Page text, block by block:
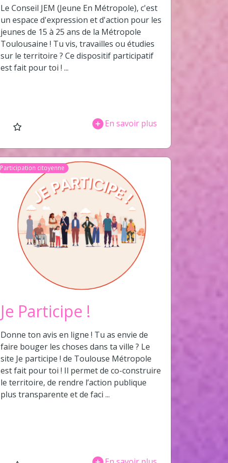
Le Conseil JEM (Jeune En Métropole), c'est
un espace d'expression et d'action pour les
jeunes de 15 à 25 ans de la Métropole
Toulousaine ! Tu vis, travailles ou étudies
sur le territoire ? Ce dispositif participatif
est fait pour toi ! ...
En savoir plus
Participation citoyenne
Je Participe !
Donne ton avis en ligne ! Tu as envie de
faire bouger les choses dans ta ville ? Le
site Je participe ! de Toulouse Métropole
est fait pour toi ! Il permet de co-construire
le territoire, de rendre l’action publique
plus transparente et de faci ...